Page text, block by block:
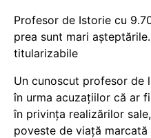
Profesor de Istorie cu
prea sunt mari
titularizabile
Un cunoscut profesor de
în urma acuzațiilor că ar
în privința realizărilor
poveste de viață